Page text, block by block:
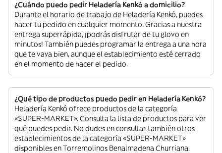
¿Cuándo puedo pedir Heladería Kenkó a domicilio?
Durante el horario de trabajo de Heladería Kenkó, puedes
hacer tu pedido en cualquier momento. Gracias a nuestra
entrega superrápida, ¡podrás disfrutar de tu glovo en
minutos! También puedes programar la entrega a una hora
que te vaya bien, aunque el establecimiento esté cerrado
en el momento de hacer el pedido.
¿Qué tipo de productos puedo pedir en Heladería Kenkó?
Heladería Kenkó ofrece productos de la categoría
«SUPER-MARKET». Consulta la lista de productos para ver
qué puedes pedir. No dudes en consultar también otros
establecimientos de la categoría «SUPER-MARKET»
disponibles en Torremolinos Benalmadena Churriana.